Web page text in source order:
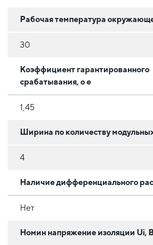
Рабочая температура
30
Коэффициент гарантированного
срабатывания, o e
1,45
Ширина по количеству
4
Наличие дифференциального
Нет
Номин напряжение изоляции Ui,